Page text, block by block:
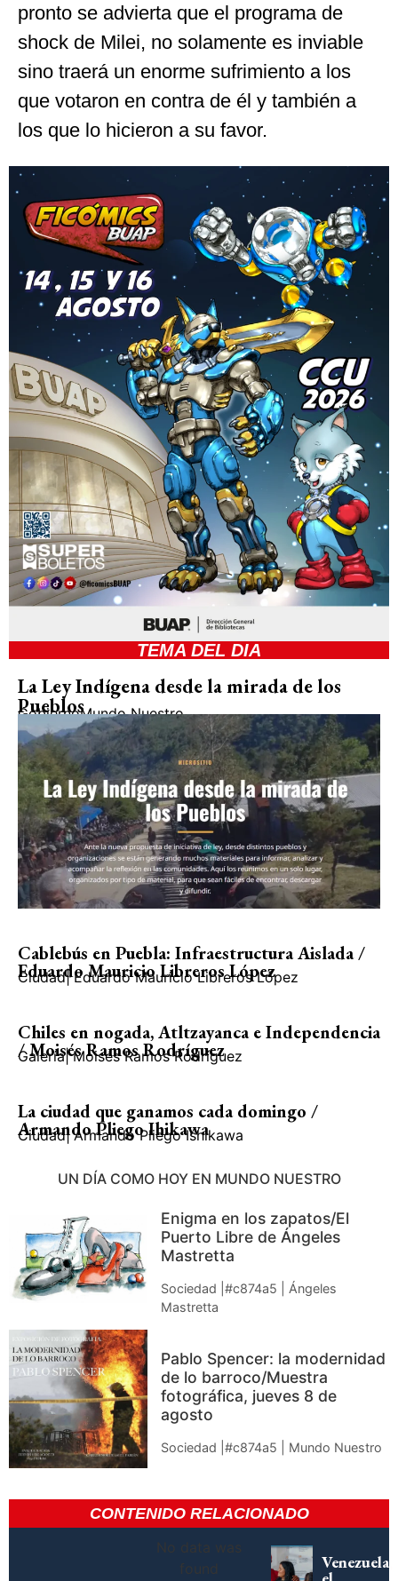
pronto se advierta que el programa de
shock de Milei, no solamente es inviable
sino traerá un enorme sufrimiento a los
que votaron en contra de él y también a
los que lo hicieron a su favor.
TEMA DEL DIA
La Ley Indígena desde la mirada de los
Pueblos
GobiernoMundo Nuestro
Cablebús en Puebla: Infraestructura Aislada /
Eduardo Mauricio Libreros López
Ciudad| Eduardo Mauricio Libreros López
Chiles en nogada, Atltzayanca e Independencia
/ Moisés Ramos Rodríguez
Galería| Moisés Ramos Rodríguez
La ciudad que ganamos cada domingo /
Armando Pliego Ihikawa
Ciudad| Armando Pliego Ishikawa
UN DÍA COMO HOY EN MUNDO NUESTRO
Enigma en los zapatos/El
Puerto Libre de Ángeles
Mastretta
Sociedad |#c874a5 | Ángeles
Mastretta
Pablo Spencer: la modernidad
de lo barroco/Muestra
fotográfica, jueves 8 de
agosto
Sociedad |#c874a5 | Mundo Nuestro
CONTENIDO RELACIONADO
No data was
found
Venezuela,